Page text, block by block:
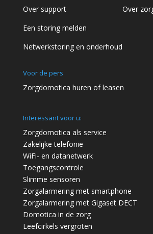
Over support
Een storing melden
Netwerkstoring en onderhoud
Over
Voor de pers
Zorgdomotica huren of leasen
Interessant voor u:
Zorgdomotica als service
Zakelijke telefonie
WiFi- en datanetwerk
Toegangscontrole
Slimme sensoren
Zorgalarmering met smartphone
Zorgalarmering met Gigaset DECT
Domotica in de zorg
Leefcirkels vergroten